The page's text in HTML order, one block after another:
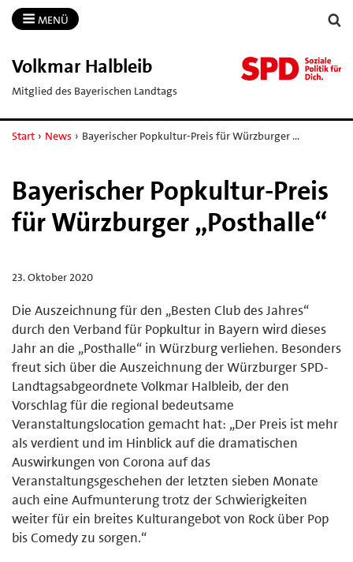
MENÜ
Volkmar Halbleib
Mitglied des Bayerischen Landtags
Start › News › Bayerischer Popkultur-Preis für Würzburger …
Bayerischer Popkultur-Preis
für Würzburger „Posthalle“
23. Oktober 2020
Die Auszeichnung für den „Besten Club des Jahres“
durch den Verband für Popkultur in Bayern wird dieses
Jahr an die „Posthalle“ in Würzburg verliehen. Besonders
freut sich über die Auszeichnung der Würzburger SPD-
Landtagsabgeordnete Volkmar Halbleib, der den
Vorschlag für die regional bedeutsame
Veranstaltungslocation gemacht hat: „Der Preis ist mehr
als verdient und im Hinblick auf die dramatischen
Auswirkungen von Corona auf das
Veranstaltungsgeschehen der letzten sieben Monate
auch eine Aufmunterung trotz der Schwierigkeiten
weiter für ein breites Kulturangebot von Rock über Pop
bis Comedy zu sorgen.“